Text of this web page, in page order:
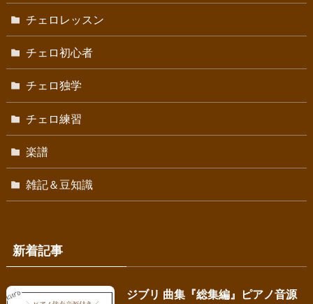
チェロレッスン
チェロ初心者
チェロ独学
チェロ練習
楽譜
雑記＆豆知識
新着記事
ジブリ 曲集『総集編』ピアノ音源